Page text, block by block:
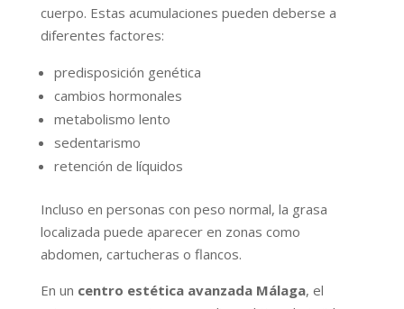
cuerpo. Estas acumulaciones pueden deberse a
diferentes factores:
predisposición genética
cambios hormonales
metabolismo lento
sedentarismo
retención de líquidos
Incluso en personas con peso normal, la grasa
localizada puede aparecer en zonas como
abdomen, cartucheras o flancos.
En un centro estética avanzada Málaga, el